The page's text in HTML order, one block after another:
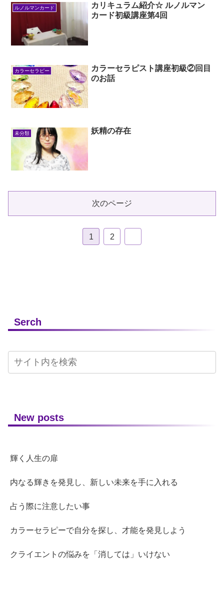
ルノルマンカード
カリキュラム紹介☆ ルノルマン
カード初級講座第4回
カラーセラピー
カラーセラピスト講座初級②回目
のお話
未分類 妖精の存在
次のページ
1 2
Serch
New posts
輝く人生の扉
内なる輝きを発見し、新しい未来を手に入れる
占う際に注意したい事
カラーセラピーで自分を探し、才能を発見しよう
クライエントの悩みを「消しては」いけない